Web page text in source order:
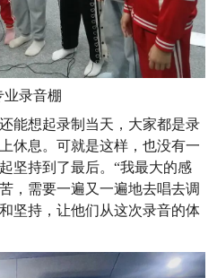
录音棚
能想起录制当天，大家都是录
休息。可就是这样，也没有一
坚持到了最后。“我最大的感
，需要一遍又一遍地去唱去调
坚持，让他们从这次录音的体